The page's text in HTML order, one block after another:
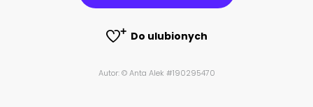
Do ulubionych
Autor: © Anta Alek #190295470